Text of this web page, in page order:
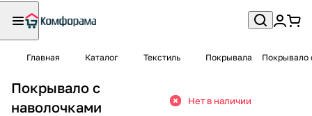
Главная Каталог Текстиль Покрывала Покрывало
Покрывало с
наволочками
Нет в наличии